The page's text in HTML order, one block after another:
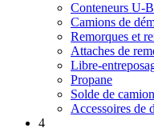
Conteneurs U-
Camions de
Remorques et
Attaches de
Libre-
Propane
Solde de
Accessoires de
4